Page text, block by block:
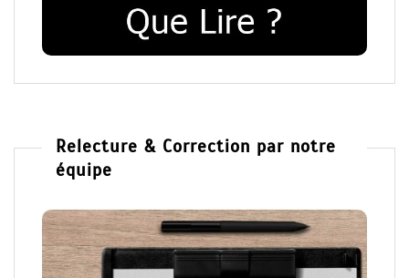
Relecture & Correction par notre
équipe